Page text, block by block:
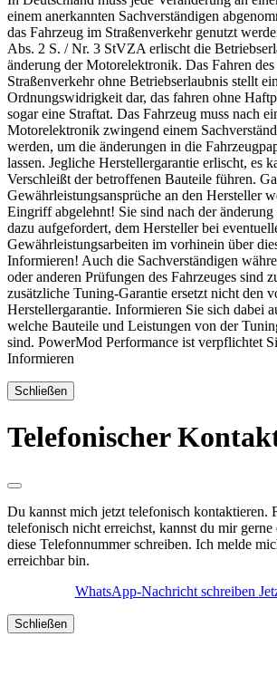
einem anerkannten Sachverständigen
das Fahrzeug im Straßenverkehr genutzt
Abs. 2 S. / Nr. 3 StVZA erlischt die
änderung der Motorelektronik. Das Fahren
Straßenverkehr ohne Betriebserlaubnis stellt
Ordnungswidrigkeit dar, das fahren ohne
sogar eine Straftat. Das Fahrzeug muss nach
Motorelektronik zwingend einem
werden, um die änderungen in die
lassen. Jegliche Herstellergarantie erlischt, es
Verschleißt der betroffenen Bauteile führen.
Gewährleistungsansprüche an den Hersteller
Eingriff abgelehnt! Sie sind nach der
dazu aufgefordert, dem Hersteller bei
Gewährleistungsarbeiten im vorhinein über
Informieren! Auch die Sachverständigen
oder anderen Prüfungen des Fahrzeuges sind
zusätzliche Tuning-Garantie ersetzt nicht den
Herstellergarantie. Informieren Sie sich dabei
welche Bauteile und Leistungen von der
sind. PowerMod Performance ist verpflichtet
Informieren
Schließen
Telefonischer
Du kannst mich jetzt telefonisch kontaktieren.
telefonisch nicht erreichst, kannst du mir
diese Telefonnummer schreiben. Ich melde
erreichbar bin.
WhatsApp-Nachricht schreiben
Schließen